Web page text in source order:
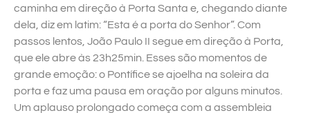
caminha em direção à Porta Santa e, chegando diante
dela, diz em latim: “Esta é a porta do Senhor”. Com
passos lentos, João Paulo II segue em direção à Porta,
que ele abre às 23h25min. Esses são momentos de
grande emoção: o Pontífice se ajoelha na soleira da
porta e faz uma pausa em oração por alguns minutos.
Um aplauso prolongado começa com a assembleia